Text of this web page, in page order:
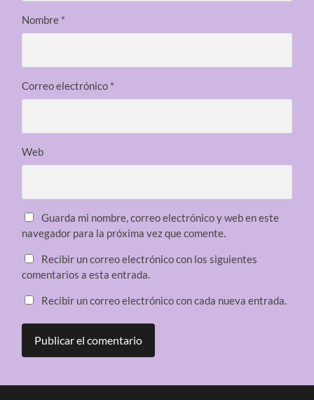
Nombre *
Correo electrónico *
Web
Guarda mi nombre, correo electrónico y web en este
navegador para la próxima vez que comente.
Recibir un correo electrónico con los siguientes
comentarios a esta entrada.
Recibir un correo electrónico con cada nueva entrada.